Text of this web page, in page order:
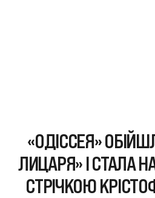
«ОДІССЕЯ»
ЛИЦАРЯ» І СТАЛА
СТРІЧКОЮ